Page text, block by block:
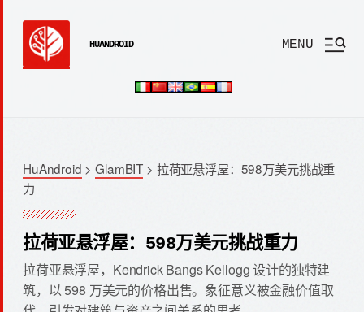
HUANDROID MENU
HuAndroid >GlamBIT > 拉荷亚悬浮屋：598万美元挑战重
力
拉荷亚悬浮屋：598万美元挑战重力
拉荷亚悬浮屋，Kendrick Bangs Kellogg 设计的独特建
筑，以 598 万美元的价格出售。象征意义被金融价值取